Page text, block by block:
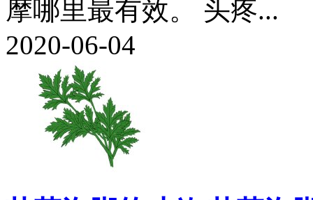
摩哪里最有效。 头疼...
2020-06-04